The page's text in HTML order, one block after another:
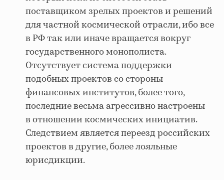
поставщиком зрелых проектов и решений
для частной космической отрасли, ибо все
в РФ так или иначе вращается вокруг
государственного монополиста.
Отсутствует система поддержки
подобных проектов со стороны
финансовых институтов, более того,
последние весьма агрессивно настроены
в отношении космических инициатив.
Следствием является переезд российских
проектов в другие, более лояльные
юрисдикции.